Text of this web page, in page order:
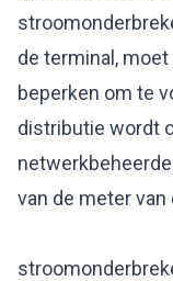
de terminal,
beperken om te
distributie wordt
van de meter van